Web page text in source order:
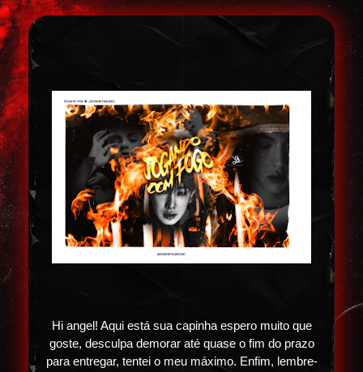
Hi angel! Aqui está sua capinha espero muito que
goste, desculpa demorar até quase o fim do prazo
para entregar, tentei o meu máximo. Enfim, lembre-